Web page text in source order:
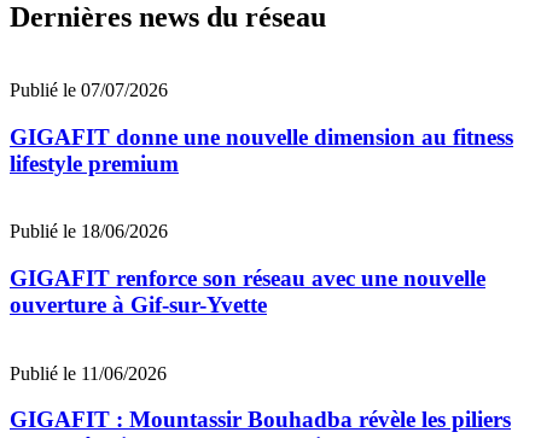
Dernières news du réseau
Publié le 07/07/2026
GIGAFIT donne une nouvelle dimension au fitness
lifestyle premium
Publié le 18/06/2026
GIGAFIT renforce son réseau avec une nouvelle
ouverture à Gif-sur-Yvette
Publié le 11/06/2026
GIGAFIT : Mountassir Bouhadba révèle les piliers